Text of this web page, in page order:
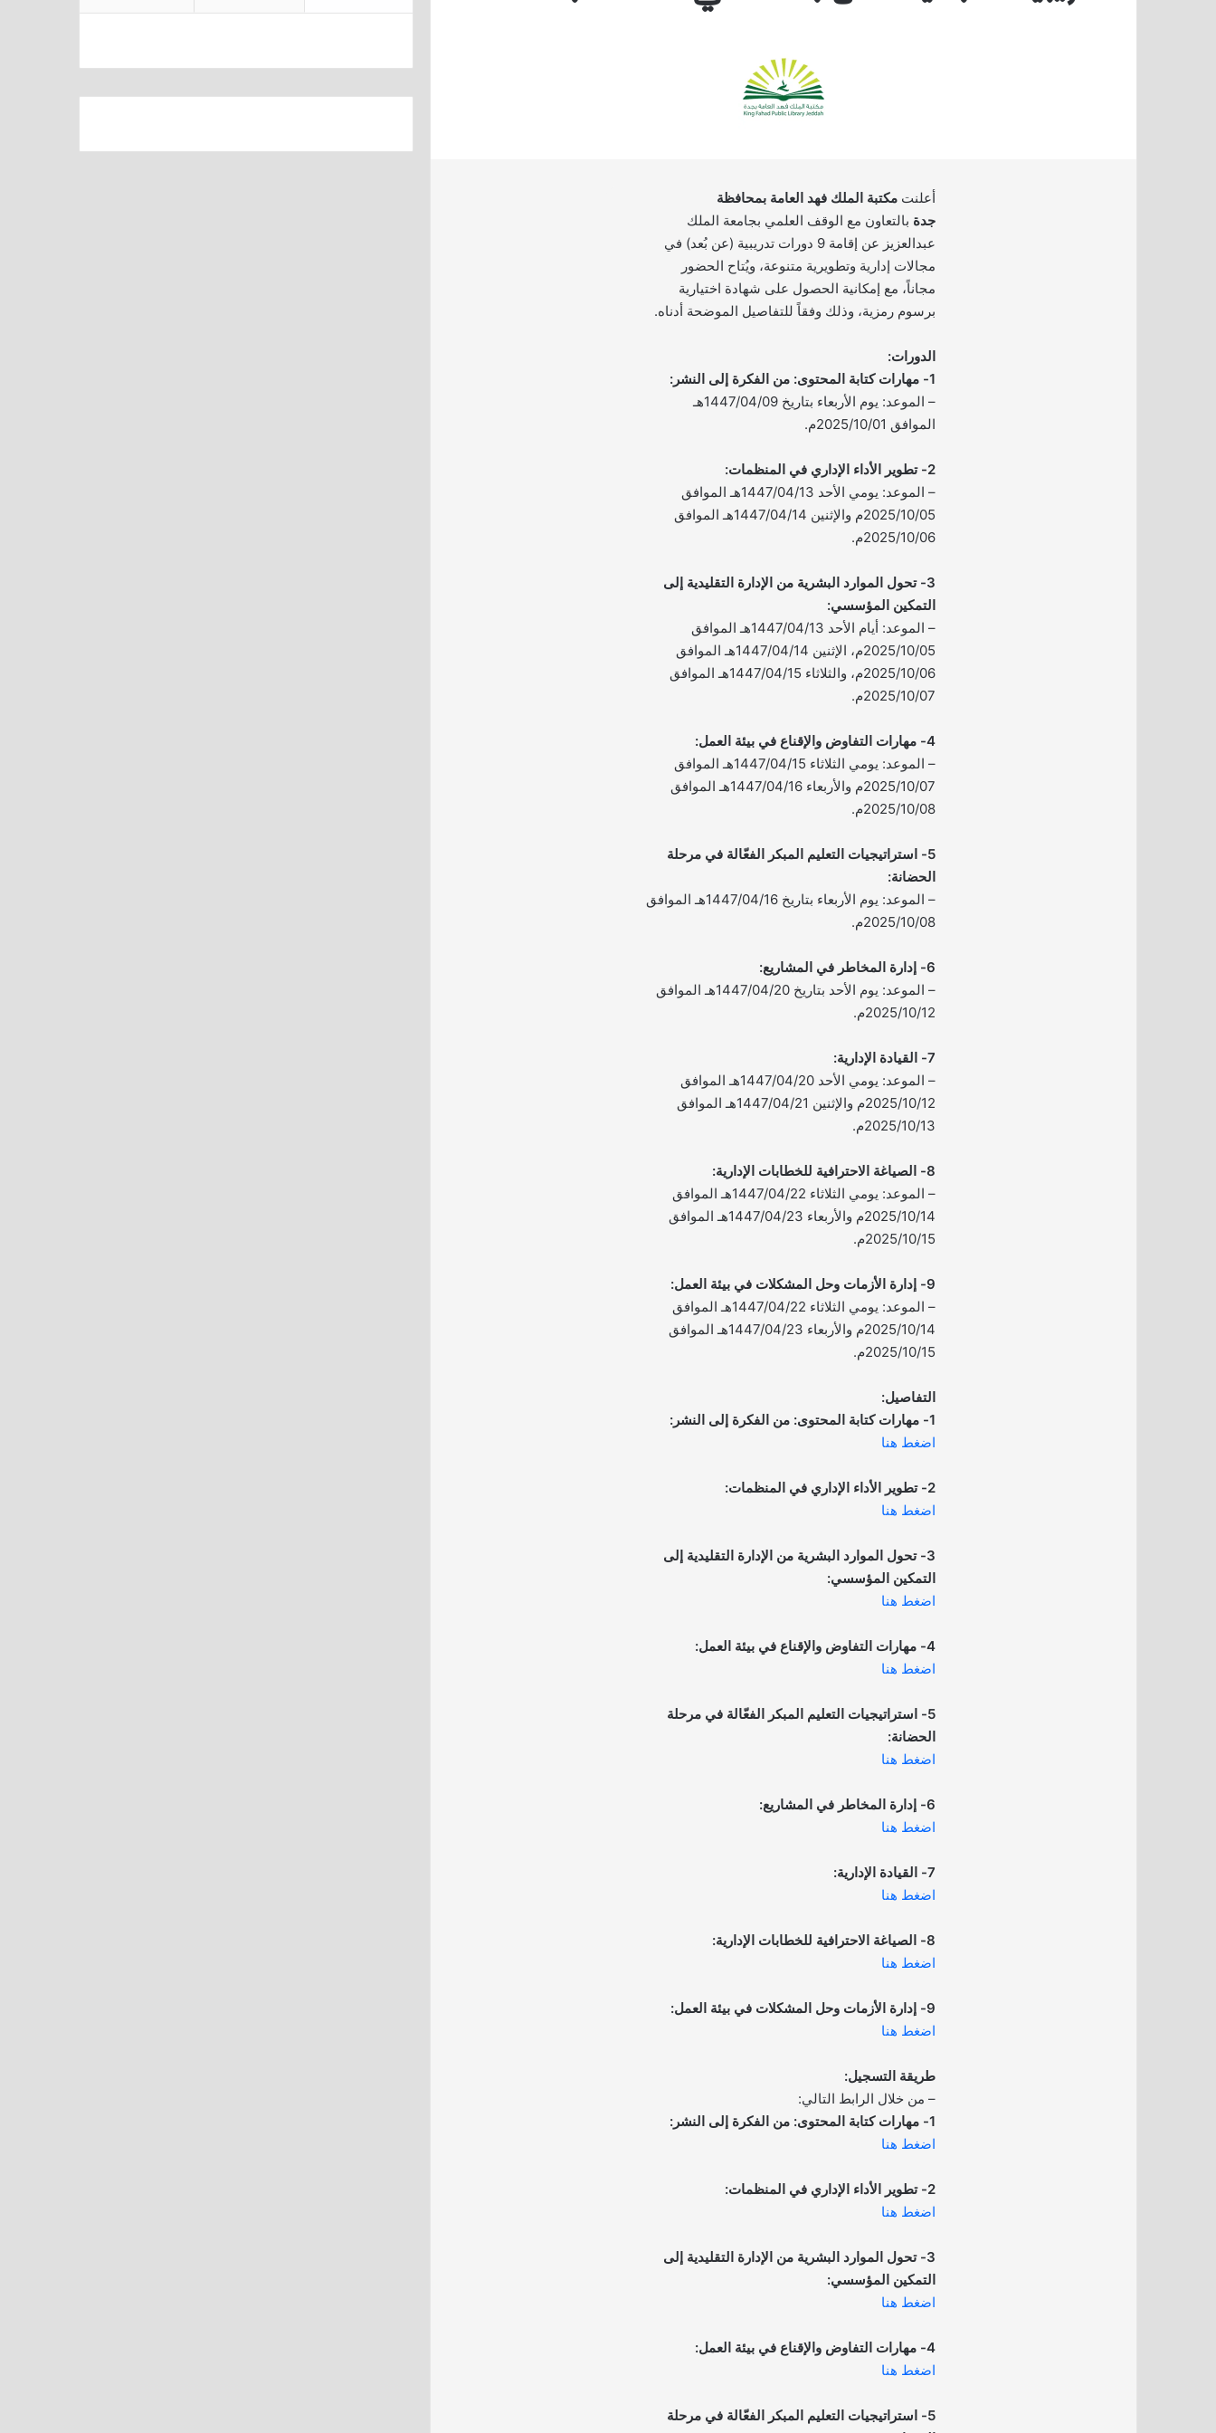
أعلنت مكتبة الملك فهد العامة بمحافظة
جدة بالتعاون مع الوقف العلمي بجامعة الملك
عبدالعزيز عن إقامة 9 دورات تدريبية (عن بُعد) في
مجالات إدارية وتطويرية متنوعة، ويُتاح الحضور
مجاناً، مع إمكانية الحصول على شهادة اختيارية
برسوم رمزية، وذلك وفقاً للتفاصيل الموضحة أدناه.
الدورات:
1- مهارات كتابة المحتوى: من الفكرة إلى النشر:
– الموعد: يوم الأربعاء بتاريخ 1447/04/09هـ
الموافق 2025/10/01م.
2- تطوير الأداء الإداري في المنظمات:
– الموعد: يومي الأحد 1447/04/13هـ الموافق
2025/10/05م والإثنين 1447/04/14هـ الموافق
2025/10/06م.
3- تحول الموارد البشرية من الإدارة التقليدية إلى
التمكين المؤسسي:
– الموعد: أيام الأحد 1447/04/13هـ الموافق
2025/10/05م، الإثنين 1447/04/14هـ الموافق
2025/10/06م، والثلاثاء 1447/04/15هـ الموافق
2025/10/07م.
4- مهارات التفاوض والإقناع في بيئة العمل:
– الموعد: يومي الثلاثاء 1447/04/15هـ الموافق
2025/10/07م والأربعاء 1447/04/16هـ الموافق
2025/10/08م.
5- استراتيجيات التعليم المبكر الفعّالة في مرحلة
الحضانة:
– الموعد: يوم الأربعاء بتاريخ 1447/04/16هـ الموافق
2025/10/08م.
6- إدارة المخاطر في المشاريع:
– الموعد: يوم الأحد بتاريخ 1447/04/20هـ الموافق
2025/10/12م.
7- القيادة الإدارية:
– الموعد: يومي الأحد 1447/04/20هـ الموافق
2025/10/12م والإثنين 1447/04/21هـ الموافق
2025/10/13م.
8- الصياغة الاحترافية للخطابات الإدارية:
– الموعد: يومي الثلاثاء 1447/04/22هـ الموافق
2025/10/14م والأربعاء 1447/04/23هـ الموافق
2025/10/15م.
9- إدارة الأزمات وحل المشكلات في بيئة العمل:
– الموعد: يومي الثلاثاء 1447/04/22هـ الموافق
2025/10/14م والأربعاء 1447/04/23هـ الموافق
2025/10/15م.
التفاصيل:
1- مهارات كتابة المحتوى: من الفكرة إلى النشر:
اضغط هنا
2- تطوير الأداء الإداري في المنظمات:
اضغط هنا
3- تحول الموارد البشرية من الإدارة التقليدية إلى
التمكين المؤسسي:
اضغط هنا
4- مهارات التفاوض والإقناع في بيئة العمل:
اضغط هنا
5- استراتيجيات التعليم المبكر الفعّالة في مرحلة
الحضانة:
اضغط هنا
6- إدارة المخاطر في المشاريع:
اضغط هنا
7- القيادة الإدارية:
اضغط هنا
8- الصياغة الاحترافية للخطابات الإدارية:
اضغط هنا
9- إدارة الأزمات وحل المشكلات في بيئة العمل:
اضغط هنا
طريقة التسجيل:
– من خلال الرابط التالي:
1- مهارات كتابة المحتوى: من الفكرة إلى النشر:
اضغط هنا
2- تطوير الأداء الإداري في المنظمات:
اضغط هنا
3- تحول الموارد البشرية من الإدارة التقليدية إلى
التمكين المؤسسي:
اضغط هنا
4- مهارات التفاوض والإقناع في بيئة العمل:
اضغط هنا
5- استراتيجيات التعليم المبكر الفعّالة في مرحلة